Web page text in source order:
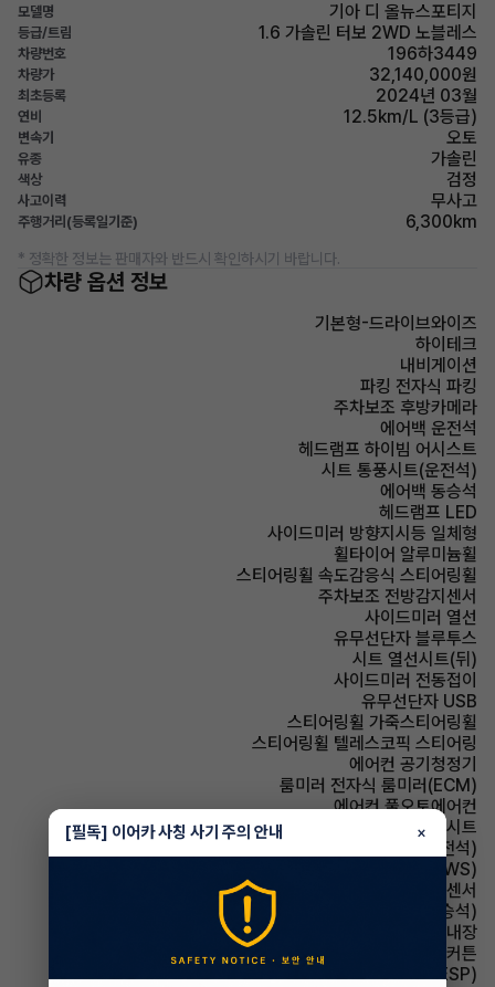
모델명 기아 디 올뉴스포티지
등급/트림 1.6 가솔린 터보 2WD 노블레스
차량번호 196하3449
차량가 32,140,000원
최초등록 2024년 03월
연비 12.5km/L (3등급)
변속기 오토
유종 가솔린
색상 검정
사고이력 무사고
주행거리(등록일기준) 6,300km
* 정확한 정보는 판매자와 반드시 확인하시기 바랍니다.
차량 옵션 정보
기본형-드라이브와이즈
하이테크
내비게이션
파킹 전자식 파킹
주차보조 후방카메라
에어백 운전석
헤드램프 하이빔 어시스트
시트 통풍시트(운전석)
에어백 동승석
헤드램프 LED
사이드미러 방향지시등 일체형
휠타이어 알루미늄휠
스티어링휠 속도감응식 스티어링휠
주차보조 전방감지센서
사이드미러 열선
유무선단자 블루투스
시트 열선시트(뒤)
사이드미러 전동접이
유무선단자 USB
스티어링휠 가죽스티어링휠
스티어링휠 텔레스코픽 스티어링
에어컨 공기청정기
룸미러 전자식 룸미러(ECM)
에어컨 풀오토에어컨
시트 인조가죽시트
시트 전동시트(운전석)
주행안전 차선이탈경보(LDWS)
주차보조 후방감지센서
시트 전동시트(동승석)
스티어링휠 열선내장
에어백 커튼
주행안전 차체자세제어장치(VDC,ESC,ESP)
[필독] 이어카 사칭 사기 주의 안내 ×